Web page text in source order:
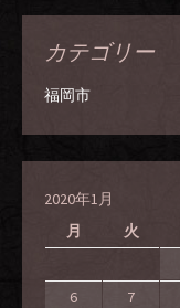
カテゴリー
福岡市
2020年1月
月
火
6
7